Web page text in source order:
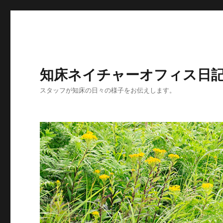
知床ネイチャーオフィス日
スタッフが知床の日々の様子をお伝えします。